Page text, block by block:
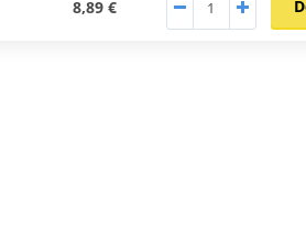
8,89 €